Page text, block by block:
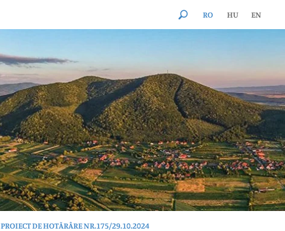
RO HU EN
PROIECT DE HOTĂRÂRE NR.175/29.10.2024